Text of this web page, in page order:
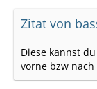
Zitat von
Diese kannst
vorne bzw